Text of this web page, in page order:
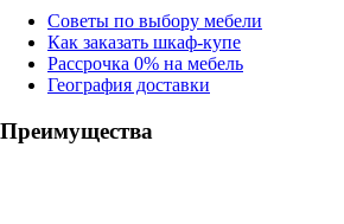
Советы по выбору мебели
Как заказать шкаф-купе
Рассрочка 0% на мебель
География доставки
Преимущества